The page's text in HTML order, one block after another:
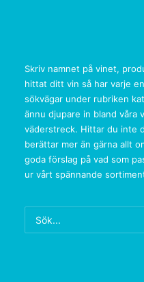
Skriv namnet på vinet,
hittat ditt vin så har varje
sökvägar under rubriken
ännu djupare in bland våra
väderstreck. Hittar du inte
berättar mer än gärna allt
goda förslag på vad som
ur vårt spännande